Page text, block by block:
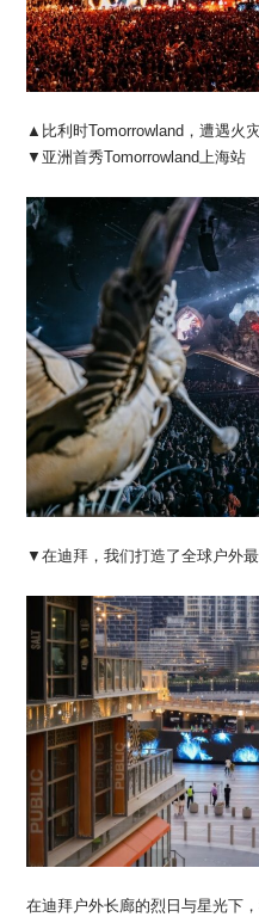
▲比利时Tomorrowland，遭遇火
▼亚洲首秀Tomorrowland上海站
▼在迪拜，我们打造了全球户外
在迪拜户外长廊的烈日与星光下